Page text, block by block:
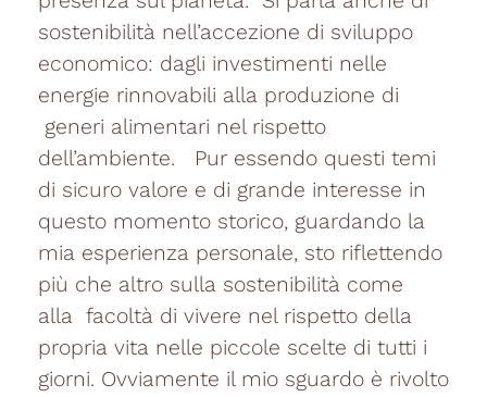
sostenibilità nell’accezione di sviluppo
economico: dagli investimenti nelle
energie rinnovabili alla produzione di
generi alimentari nel rispetto
dell’ambiente. Pur essendo questi temi
di sicuro valore e di grande interesse in
questo momento storico, guardando la
mia esperienza personale, sto riflettendo
più che altro sulla sostenibilità come
alla facoltà di vivere nel rispetto della
propria vita nelle piccole scelte di tutti i
giorni. Ovviamente il mio sguardo è rivolto